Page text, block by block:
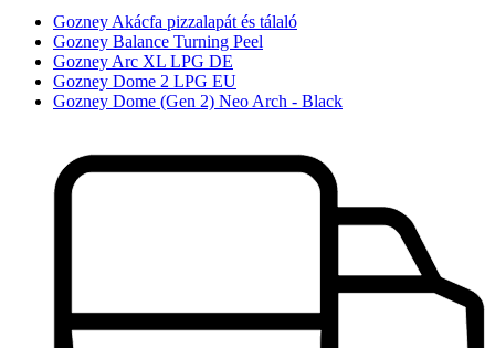
Gozney Akácfa pizzalapát és tálaló
Gozney Balance Turning Peel
Gozney Arc XL LPG DE
Gozney Dome 2 LPG EU
Gozney Dome (Gen 2) Neo Arch - Black